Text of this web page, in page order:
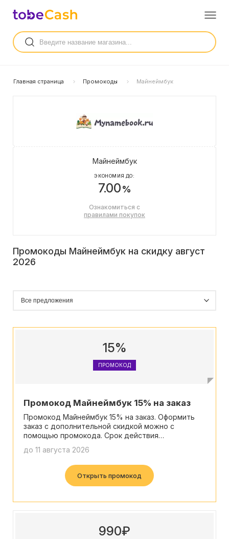
Главная страница Промокоды Майнеймбук
Майнеймбук
ЭКОНОМИЯ ДО:
7.00%
Ознакомиться с
правилами покупок
Промокоды Майнеймбук на скидку август
2026
15%
ПРОМОКОД
Промокод Майнеймбук 15% на заказ
Промокод Майнеймбук 15% на заказ. Оформить
заказ с дополнительной скидкой можно с
помощью промокода. Срок действия
внимательны.
до 11 августа 2026
Открыть промокод
990₽